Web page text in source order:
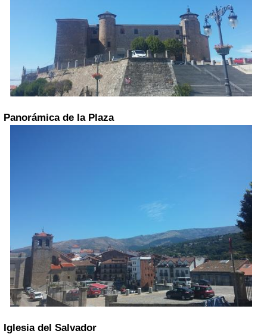
Panorámica de la Plaza
Iglesia del Salvador